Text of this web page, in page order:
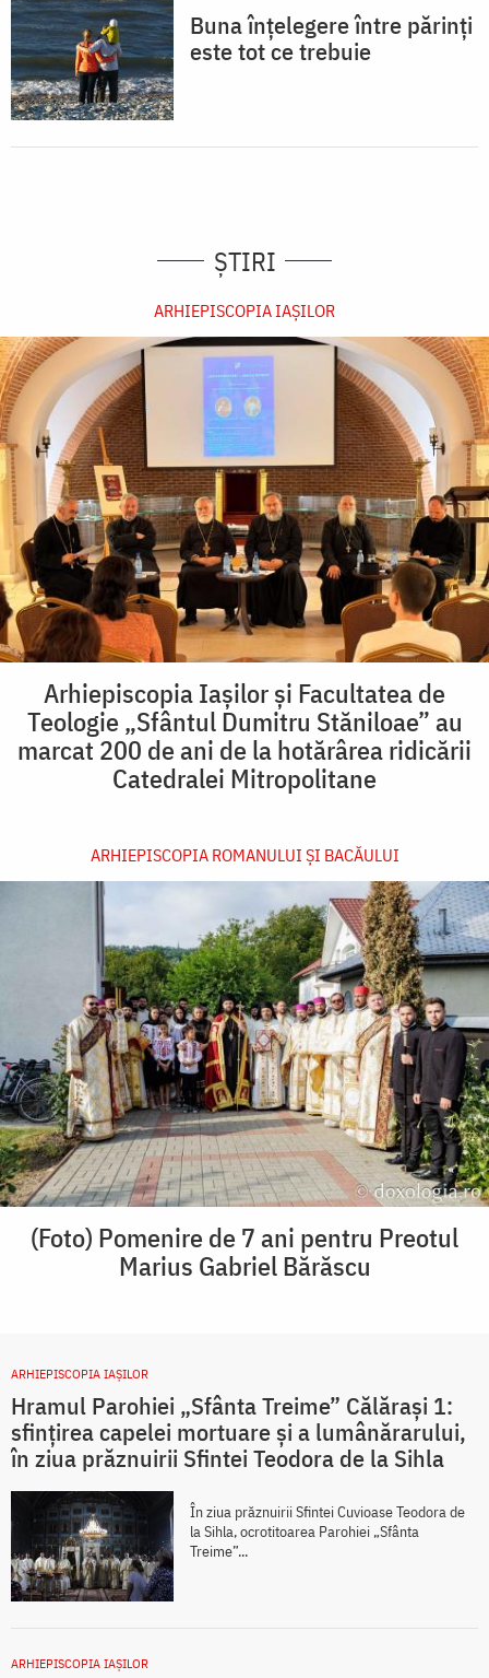
Buna înțelegere între părinți
este tot ce trebuie
ȘTIRI
ARHIEPISCOPIA IAŞILOR
Arhiepiscopia Iașilor și Facultatea de
Teologie „Sfântul Dumitru Stăniloae” au
marcat 200 de ani de la hotărârea ridicării
Catedralei Mitropolitane
ARHIEPISCOPIA ROMANULUI ŞI BACĂULUI
(Foto) Pomenire de 7 ani pentru Preotul
Marius Gabriel Bărăscu
ARHIEPISCOPIA IAŞILOR
Hramul Parohiei „Sfânta Treime” Călărași 1:
sfințirea capelei mortuare și a lumânărarului,
în ziua prăznuirii Sfintei Teodora de la Sihla
În ziua prăznuirii Sfintei Cuvioase Teodora de
la Sihla, ocrotitoarea Parohiei „Sfânta
Treime”...
ARHIEPISCOPIA IAŞILOR